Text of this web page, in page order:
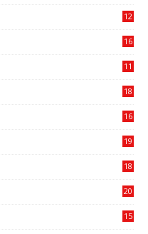
12
16
11
18
16
19
18
20
15